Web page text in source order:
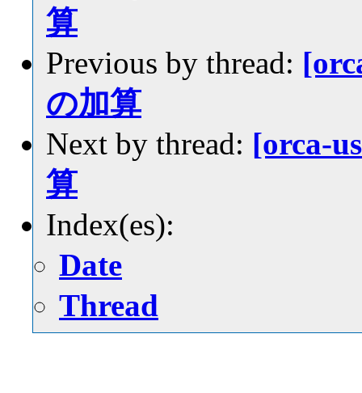
算
Previous by thread:
の加算
Next by thread: [orca-
算
Index(es):
Date
Thread